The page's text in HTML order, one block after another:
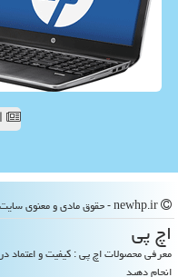
اچ پی
معرفی محصولات اچ پی : کیفیت و اعتماد
انجام دهید